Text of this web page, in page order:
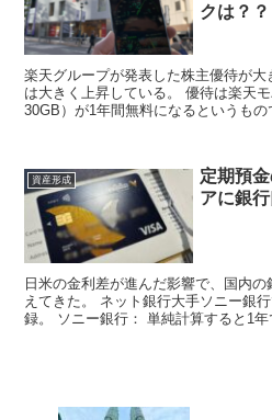
クは？？
楽天グループが発表した株主優待が
は大きく上昇している。 優待は楽天
30GB）が1年間無料になるというも
資産形成
定期預
アに銀
日米の金利差が進んだ影響で、国内
えてきた。 ネット銀行大手ソニー銀
録。 ソニー銀行： 単純計算すると1